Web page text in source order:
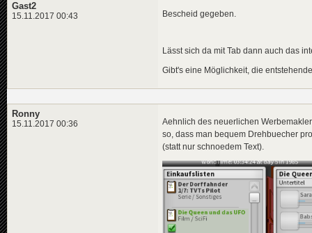
Gast2
15.11.2017 00:43 Bescheid gegeben.
Lässt sich da mit Tab dann auch das
Gibt's eine Möglichkeit, die
Ronny
15.11.2017 00:36
Aehnlich des neuerlichen
so, dass man bequem Drehbuecher
(statt nur schnoedem Text).